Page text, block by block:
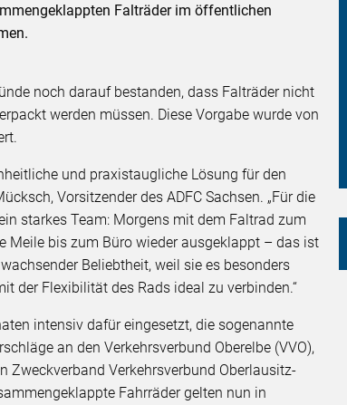
Falträder im öffentlichen
noch darauf bestanden, dass Falträder nicht
werden müssen. Diese Vorgabe wurde von
und praxistaugliche Lösung für den
Vorsitzender des ADFC Sachsen. „Für die
starkes Team: Morgens mit dem Faltrad zum
Meile bis zum Büro wieder ausgeklappt – das ist
Beliebtheit, weil sie es besonders
der Flexibilität des Rads ideal zu verbinden.“
intensiv dafür eingesetzt, die sogenannte
an den Verkehrsverbund Oberelbe (VVO),
Zweckverband Verkehrsverbund Oberlausitz-
Fahrräder gelten nun in